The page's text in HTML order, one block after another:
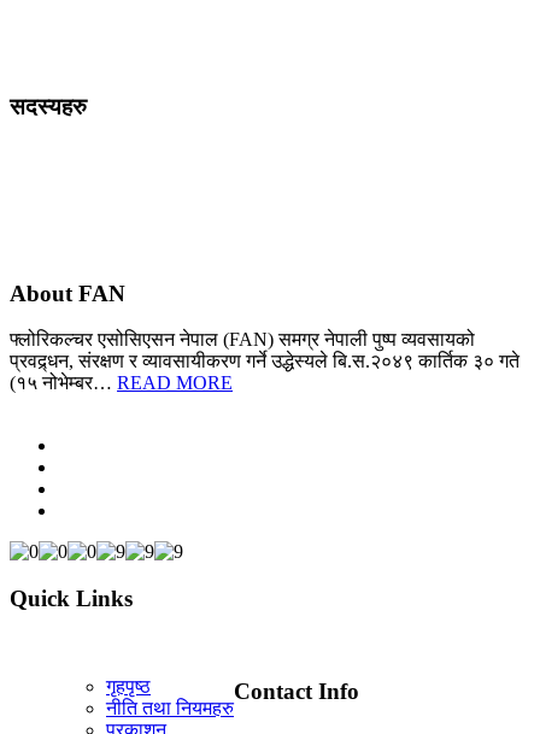
सदस्यहरु
About FAN
फ्लोरिकल्चर एसोसिएसन नेपाल (FAN) समग्र नेपाली पुष्प व्यवसायको
प्रवद्र्धन, संरक्षण र व्यावसायीकरण गर्ने उद्धेस्यले बि.स.२०४९ कार्तिक ३० गते
(१५ नोभेम्बर… READ MORE
Quick Links
गृहपृष्ठ
नीति तथा नियमहरु
प्रकाशन
Contact Info